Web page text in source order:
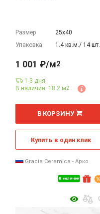
Размер
25х40
Упаковка
1.4 кв.м./ 14 шт.
В наличии
1 001 ₽/м2
1-3 дня
В наличии: 18.2 м2
м
В КОРЗИНУ
Купить в один клик
Gracia Ceramica - Арко